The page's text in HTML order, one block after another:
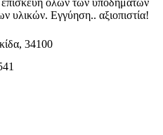
υλικών. Εγγύηση.. αξιοπιστία!
34100